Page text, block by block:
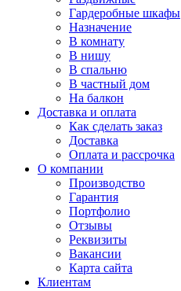
Гардеробные шкафы
Назначение
В комнату
В нишу
В спальню
В частный дом
На балкон
Доставка и оплата
Как сделать заказ
Доставка
Оплата и рассрочка
О компании
Производство
Гарантия
Портфолио
Отзывы
Реквизиты
Вакансии
Карта сайта
Клиентам